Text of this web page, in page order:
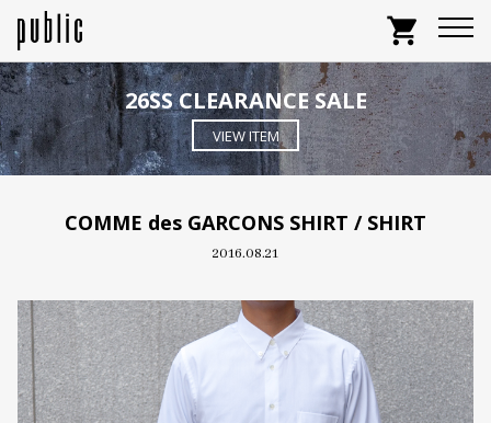
shopping_cart
26SS CLEARANCE SALE
VIEW ITEM
COMME des GARCONS SHIRT / SHIRT
2016.08.21